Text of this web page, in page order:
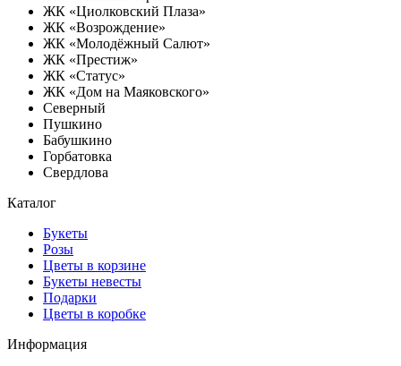
ЖК «Циолковский Плаза»
ЖК «Возрождение»
ЖК «Молодёжный Салют»
ЖК «Престиж»
ЖК «Статус»
ЖК «Дом на Маяковского»
Северный
Пушкино
Бабушкино
Горбатовка
Свердлова
Каталог
Букеты
Розы
Цветы в корзине
Букеты невесты
Подарки
Цветы в коробке
Информация